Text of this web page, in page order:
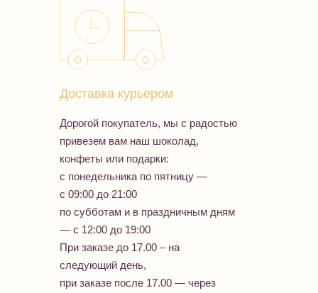
Дорогой покупатель, мы с радостью
привезем вам наш шоколад,
конфеты или подарки:
с понедельника по пятницу —
с 09:00 до 21:00
по субботам и в праздничным дням
— с 12:00 до 19:00
При заказе до 17.00 – на
следующий день,
при заказе после 17.00 — через
Доставка курьером